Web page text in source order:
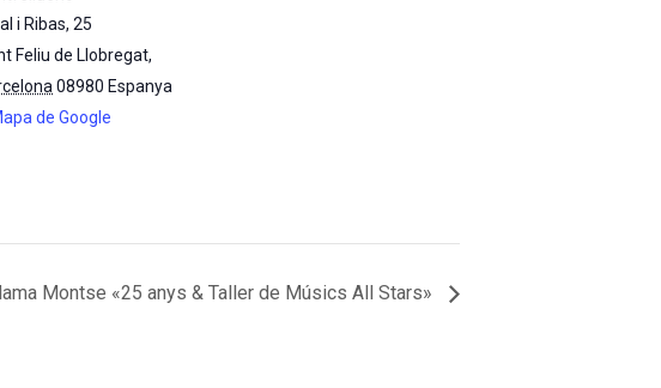
i Ribas, 25
Feliu de Llobregat,
08980 Espanya
de Google
Montse «25 anys & Taller de Músics All Stars»